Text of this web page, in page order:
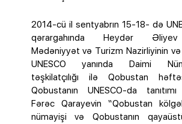
2014-cü il sentyabrın 15-18- də
qərargahında Heydər Əliyev
Mədəniyyət və Turizm Nazirliyinin və
UNESCO yanında Daimi
təşkilatçılığı ilə Qobustan
Qobustanın UNESCO-da
Fərəc Qarayevin “Qobustan
nümayişi və Qobustanın